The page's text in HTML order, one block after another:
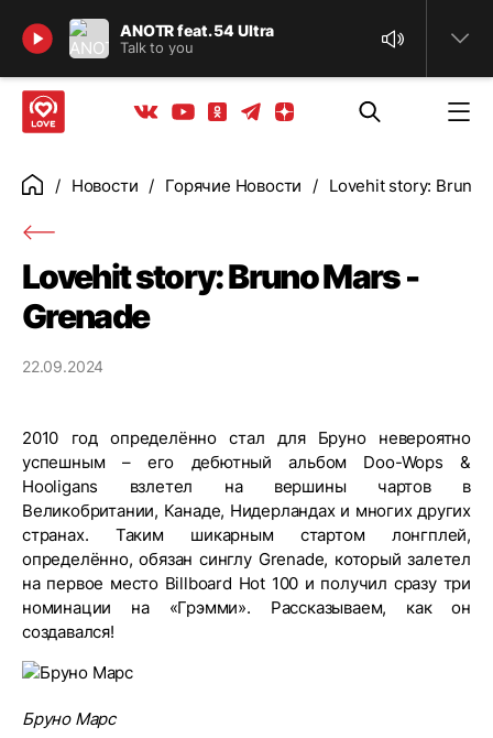
ANOTR feat. 54 Ultra
Talk to you
Найти
Вконтакте
YoutubeОдноклассники
ТелеграмЯндекс дзен
ГлавнаяНовости Горячие Новости Lovehit story: Bruno
Lovehit story: Bruno Mars -
Grenade
22.09.2024
2010 год определённо стал для Бруно невероятно
успешным – его дебютный альбом Doo-Wops &
Hooligans взлетел на вершины чартов в
Великобритании, Канаде, Нидерландах и многих других
странах. Таким шикарным стартом лонгплей,
определённо, обязан синглу Grenade, который залетел
на первое место Billboard Hot 100 и получил сразу три
номинации на «Грэмми». Рассказываем, как он
создавался!
Бруно Марс